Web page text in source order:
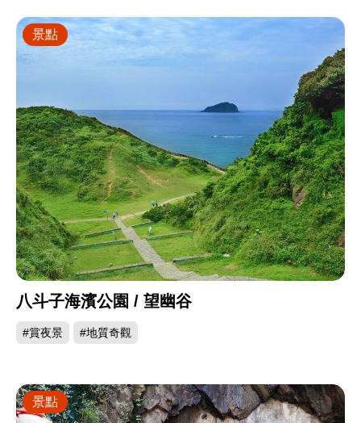
八斗子海濱公園 / 望幽谷
#賞夜景 #地質奇觀
景點
景點